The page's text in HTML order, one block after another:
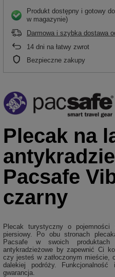
Produkt dostępny i gotowy
w magazynie)
Darmowa i szybka dostawa
14 dni na łatwy zwrot
Bezpieczne zakupy
Plecak na
Pacsafe
czarny
Plecak turystyczny o pojemności
piersiowy. Po obu stronach
Pacsafe w swoich produktach
antykradzieżowe by zapewnić Ci
czy jesteś w zatłoczonym mieście,
dalekiej podróży.
gwarancja.